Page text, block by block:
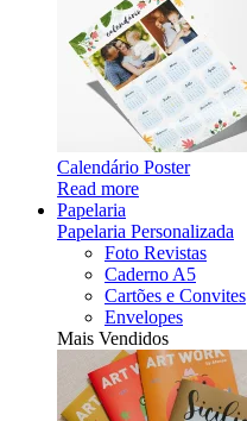
Calendário Poster
Read more
Papelaria
Papelaria Personalizada
Foto Revistas
Caderno A5
Cartões e Convites
Envelopes
Mais Vendidos